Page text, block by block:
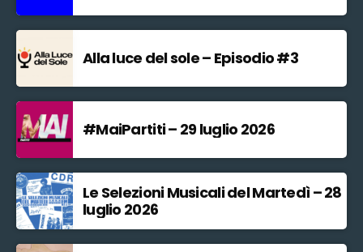
Alla luce del sole – Episodio #3
#MaiPartiti – 29 luglio 2026
Le Selezioni Musicali del Martedì – 28
luglio 2026